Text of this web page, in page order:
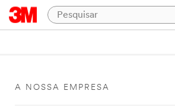
A NOSSA EMPRESA